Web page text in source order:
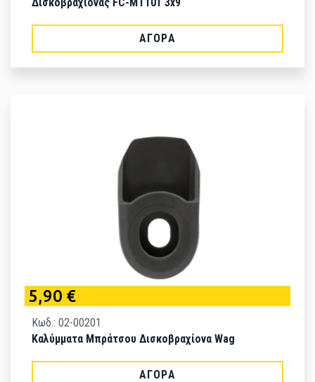
ΑΓΟΡΆ
5,90 €
Κωδ.: 02-00201
Καλύμματα Μπράτσου Δισκοβραχίονα Wag
ΑΓΟΡΆ